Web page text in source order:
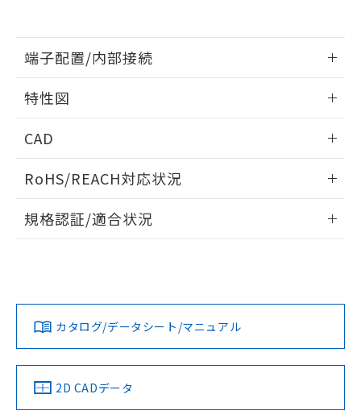
端子配置/内部接続
端子配置/内部接続
特性図
開閉容量
CAD
ドすることができます。
ログイン/会員登録
ダウンロードデータをご利用いただく前に、以下を必ずお読
みください。
ソフトウェアの使用条件
RoHS/REACH対応状況
EU RoHS 注意事項・凡例
対応済み
中国 RoHS 注意事項・凡例
規格認証/適合状況
LR型式承認
（イギリス
船舶規格）
DNV型式承認
（ノルウェー
BV型式承認
（フランス
KR型式
（韓国
Yes No No No
カタログ/データシート/マニュアル
2D CADデータ
また、RoHS指令のフタル酸エステル類４
物質の対応では、対応完了までの期間は出
荷製品に未対応品が混在することから備考
欄に対応日を記載しておりました。
既に当社にて対応品への在庫切替を完了
していることから、特段のことがない限
す。